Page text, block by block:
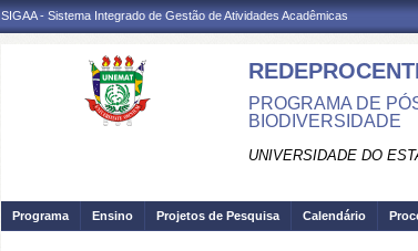
SIGAA - Sistema Integrado de Gestão de Atividades Acadêmicas
PROGRAMA DE
BIODIVERSIDADE
UNIVERSIDADE DO
Programa Ensino Projetos de Pesquisa Calendário